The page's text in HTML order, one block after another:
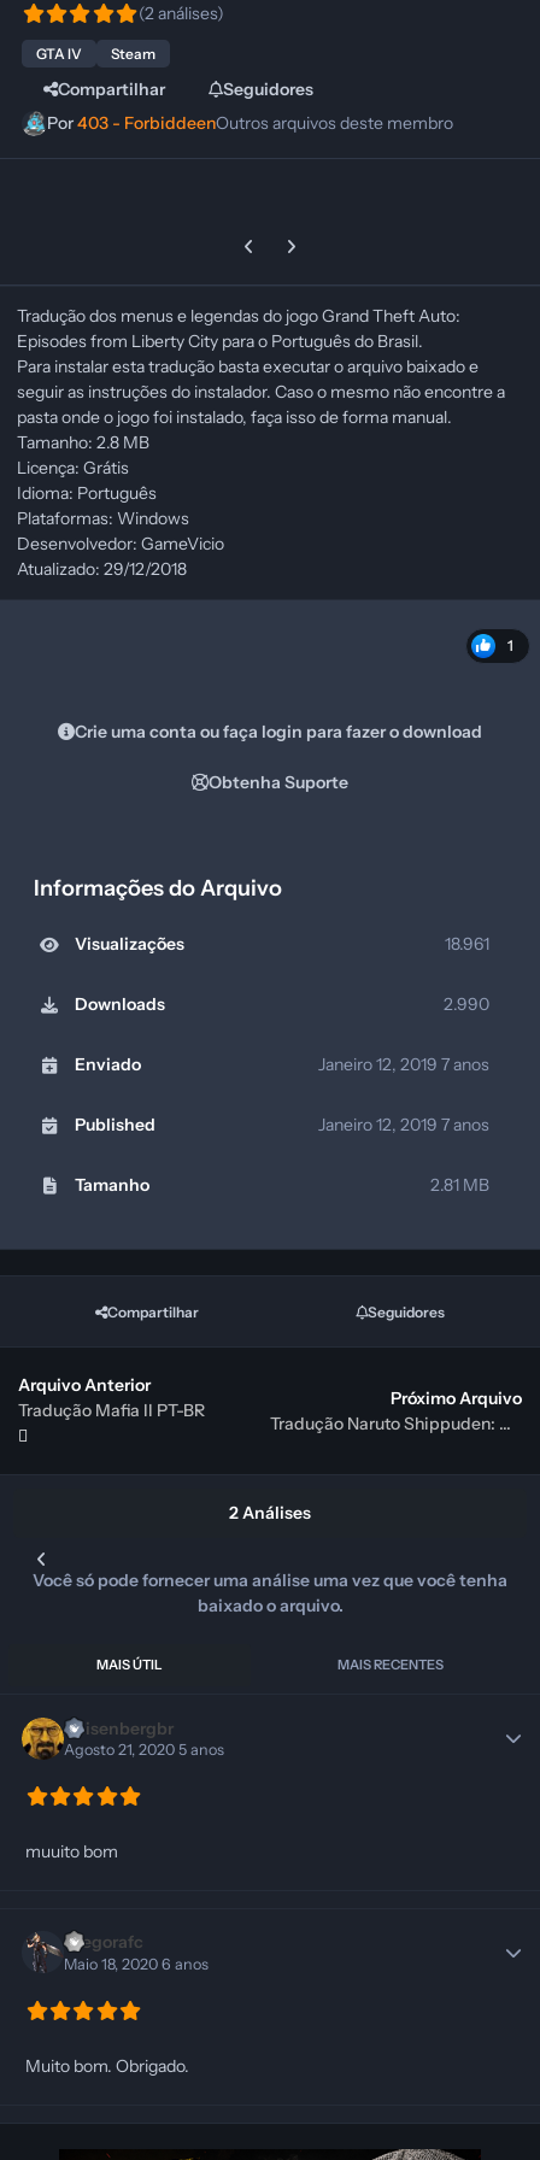
(2 análises)
GTA IV Steam
Compartilhar
Seguidores
Por403 - ForbiddeenOutros arquivos deste membro
Previous carousel slide
Next carousel slide
Tradução dos menus e legendas do jogo Grand Theft Auto:
Episodes from Liberty City para o Português do Brasil.
Para instalar esta tradução basta executar o arquivo baixado e
seguir as instruções do instalador. Caso o mesmo não encontre a
pasta onde o jogo foi instalado, faça isso de forma manual.
Tamanho: 2.8 MB
Licença: Grátis
Idioma: Português
Plataformas: Windows
Desenvolvedor: GameVicio
Atualizado: 29/12/2018
1
Crie uma conta ou faça login para fazer o download
Obtenha Suporte
Informações do Arquivo
Visualizações 18.961
Downloads 2.990
Enviado Janeiro 12, 2019 7 anos
Published Janeiro 12, 2019 7 anos
Tamanho 2.81 MB
Compartilhar Seguidores
Arquivo Anterior
Tradução Mafia II PT-BR
Próximo Arquivo
Tradução Naruto Shippuden: Ultimate Ninja Storm 3 - PT-BR
2 Análises
Você só pode fornecer uma análise uma vez que você tenha
baixado o arquivo.
MAIS ÚTIL MAIS RECENTES
Heisenbergbr
Agosto 21, 20205 anos
muuito bom
Diegorafc
Maio 18, 20206 anos
Muito bom. Obrigado.